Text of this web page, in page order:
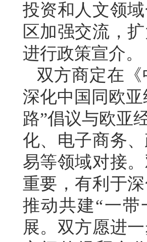
投资和人文领
区加强交流，
进行政策宣介。
双方商定在
深化中国同欧
路”倡议与欧亚
化、电子商务
易等领域对接
重要，有利于
推动共建“一
展。双方愿进